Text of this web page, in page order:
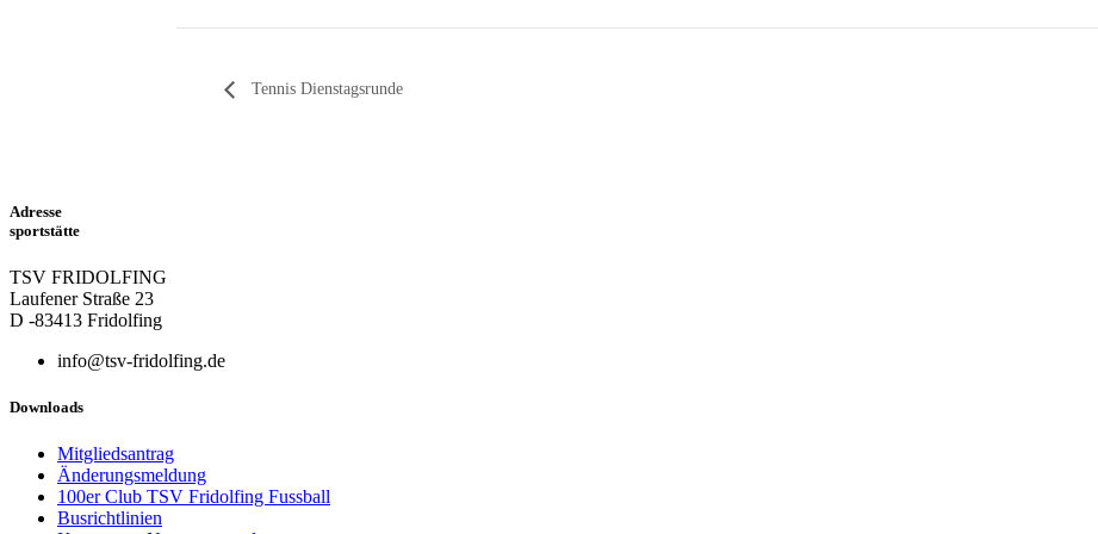
Tennis Dienstagsrunde
Adresse
sportstätte
TSV FRIDOLFING
Laufener Straße 23
D -83413 Fridolfing
info@tsv-fridolfing.de
Downloads
Mitgliedsantrag
Änderungsmeldung
100er Club TSV Fridolfing Fussball
Busrichtlinien